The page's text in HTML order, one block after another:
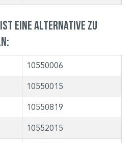
eine Alternative zu
10550006
10550015
10550819
10552015